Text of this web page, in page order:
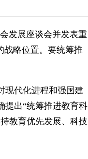
发展座谈会并发表重
战略位置。要统筹推
代化进程和强国建
提出“统筹推进教育科
教育优先发展、科技